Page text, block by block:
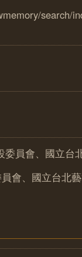
search/
委員會、國立台
會、國立台北